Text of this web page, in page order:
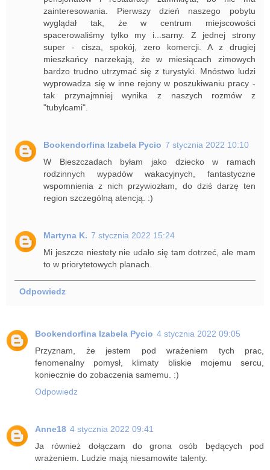
zainteresowania. Pierwszy dzień naszego pobytu
wyglądał tak, że w centrum miejscowości
spacerowaliśmy tylko my i...sarny. Z jednej strony
super - cisza, spokój, zero komercji. A z drugiej
mieszkańcy narzekają, że w miesiącach zimowych
bardzo trudno utrzymać się z turystyki. Mnóstwo ludzi
wyprowadza się w inne rejony w poszukiwaniu pracy -
tak przynajmniej wynika z naszych rozmów z
"tubylcami".
Bookendorfina Izabela Pycio 7 stycznia 2022 10:10
W Bieszczadach byłam jako dziecko w ramach
rodzinnych wypadów wakacyjnych, fantastyczne
wspomnienia z nich przywiozłam, do dziś darzę ten
region szczególną atencją. :)
Martyna K. 7 stycznia 2022 15:24
Mi jeszcze niestety nie udało się tam dotrzeć, ale mam
to w priorytetowych planach.
Odpowiedz
Bookendorfina Izabela Pycio 4 stycznia 2022 09:05
Przyznam, że jestem pod wrażeniem tych prac,
fenomenalny pomysł, klimaty bliskie mojemu sercu,
koniecznie do zobaczenia samemu. :)
Odpowiedz
Anne18 4 stycznia 2022 09:41
Ja również dołączam do grona osób będących pod
wrażeniem. Ludzie mają niesamowite talenty.